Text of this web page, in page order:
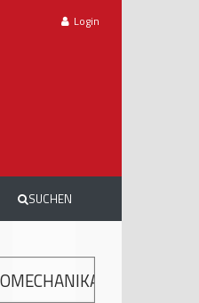
Login
SUCHEN
GRATIS